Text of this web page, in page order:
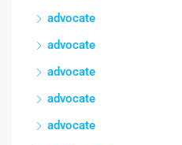
advocate
advocate
advocate
advocate
advocate